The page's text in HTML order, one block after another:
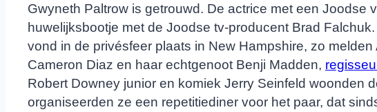
Gwyneth Paltrow is getrouwd. De actrice met een Joodse
huwelijksbootje met de Joodse tv-producent Brad
vond in de privésfeer plaats in New Hampshire, zo
Cameron Diaz en haar echtgenoot Benji Madden,
Robert Downey junior en komiek Jerry Seinfeld woonden
organiseerden ze een repetitiediner voor het paar, dat